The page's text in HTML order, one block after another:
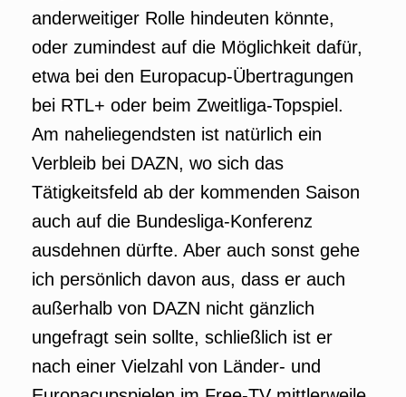
anderweitiger Rolle hindeuten könnte,
oder zumindest auf die Möglichkeit dafür,
etwa bei den Europacup-Übertragungen
bei RTL+ oder beim Zweitliga-Topspiel.
Am naheliegendsten ist natürlich ein
Verbleib bei DAZN, wo sich das
Tätigkeitsfeld ab der kommenden Saison
auch auf die Bundesliga-Konferenz
ausdehnen dürfte. Aber auch sonst gehe
ich persönlich davon aus, dass er auch
außerhalb von DAZN nicht gänzlich
ungefragt sein sollte, schließlich ist er
nach einer Vielzahl von Länder- und